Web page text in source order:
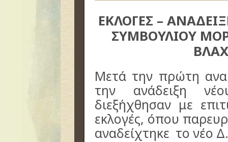
ΕΚΛΟΓΕΣ –
ΣΥΜΒΟΥΛΙΟΥ
Μετά την πρώτη
την ανάδειξη
διεξήχθησαν με
εκλογές, όπου
αναδείχτηκε το νέο